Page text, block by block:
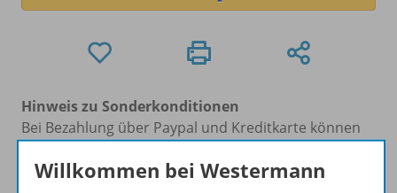
Hinweis zu Sonderkonditionen
Bei Bezahlung über Paypal und Kreditkarte können
keine Sonderkonditionen gewährt werden.
Sie haben ein passendes Spar-Paket?
Willkommen bei Westermann